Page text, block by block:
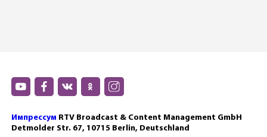
Импрессум RTV Broadcast & Content Management GmbH
Detmolder Str. 67, 10715 Berlin, Deutschland